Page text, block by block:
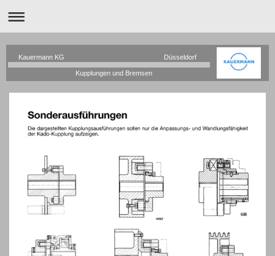
Kauermann KG Düsseldorf
Kupplungen und Bremsen